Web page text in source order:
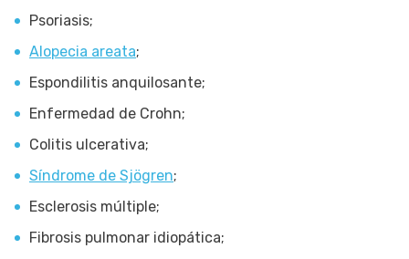
Psoriasis;
Alopecia areata;
Espondilitis anquilosante;
Enfermedad de Crohn;
Colitis ulcerativa;
Síndrome de Sjögren;
Esclerosis múltiple;
Fibrosis pulmonar idiopática;